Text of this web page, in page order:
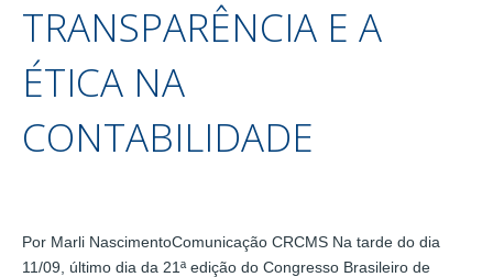
TRANSPARÊNCIA E A
ÉTICA NA
CONTABILIDADE
Por Marli NascimentoComunicação CRCMS Na tarde do dia
11/09, último dia da 21ª edição do Congresso Brasileiro de